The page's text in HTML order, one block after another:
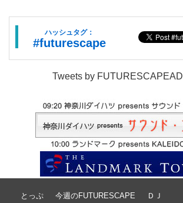
ハッシュタグ：
#futurescape
Tweets by FUTURESCAPEAD
とっぷ 今週のFUTURESCAPE ＤＪ